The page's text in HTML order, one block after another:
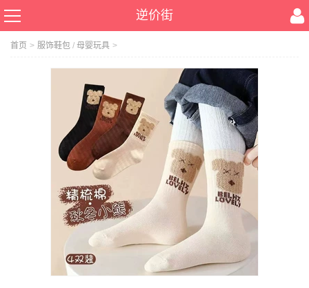
逆价街
首页 > 服饰鞋包 / 母婴玩具 >